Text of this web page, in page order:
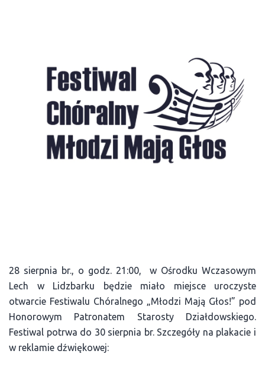
28 sierpnia br., o godz. 21:00, w Ośrodku Wczasowym
Lech w Lidzbarku będzie miało miejsce uroczyste
otwarcie Festiwalu Chóralnego „Młodzi Mają Głos!” pod
Honorowym Patronatem Starosty Działdowskiego.
Festiwal potrwa do 30 sierpnia br. Szczegóły na plakacie i
w reklamie dźwiękowej: